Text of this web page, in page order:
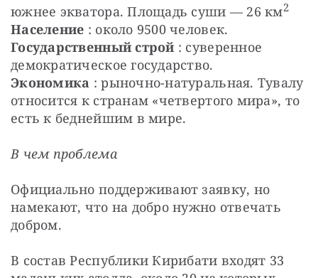
южнее экватора. Площадь суши — 26 км2
Население : около 9500 человек.
Государственный строй : суверенное
демократическое государство.
Экономика : рыночно-натуральная. Тувалу
относится к странам «четвертого мира», то
есть к беднейшим в мире.
В чем проблема
Официально поддерживают заявку, но
намекают, что на добро нужно отвечать
добром.
В состав Республики Кирибати входят 33